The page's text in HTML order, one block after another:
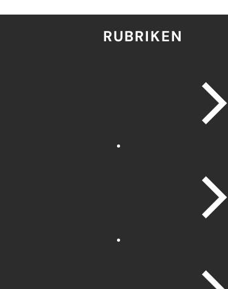
RUBRIKEN